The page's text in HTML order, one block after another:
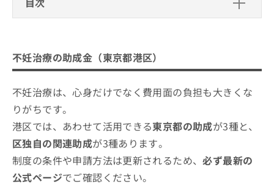
東京都不育症検査助成（都）
港区 特定不妊治療費（先進医療、自由診療）助成
（区）
港区 卵子凍結費用助成（区）
港区 成人の風しん対策（抗体検査及び予防接種費
用助成）（区）
不妊治療の基礎知識
不妊治療では何をするの？
不妊治療を検討する目安
ばいい？
不妊治療ができるクリニックを選ぶ際にチェッ
クする4つのポイント
そもそも不妊治療ってなに？各ステップの概要
や検査なども解説
不妊治療の助成金（東京都港区）
不妊治療は、心身だけでなく費用面の負担も大きくな
りがちです。
港区では、あわせて活用できる東京都の助成が3種と、
区独自の関連助成が3種あります。
制度の条件や申請方法は更新されるため、必ず最新の
公式ページでご確認ください。
掲
報
の
正
は
こ
ち
ら
そ
の
拡
お
申
込
み
は
こ
ち
ら